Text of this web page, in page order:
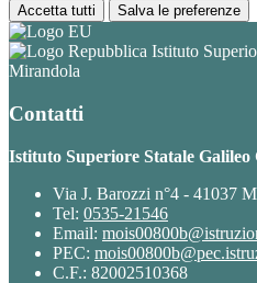
Accetta tutti Salva le preferenze
Istituto
Mirandola
Contatti
Istituto Superiore Statale
Via J. Barozzi n°4 - 41037
Tel: 0535-21546
Email:
PEC:
C.F.: 82002510368